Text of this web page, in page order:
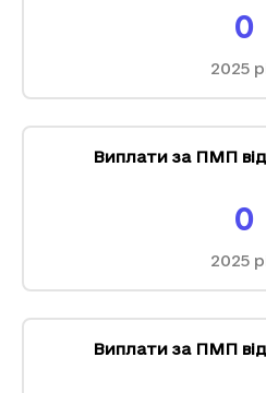
0
2025
Виплати за ПМП
0
2025
Виплати за ПМП